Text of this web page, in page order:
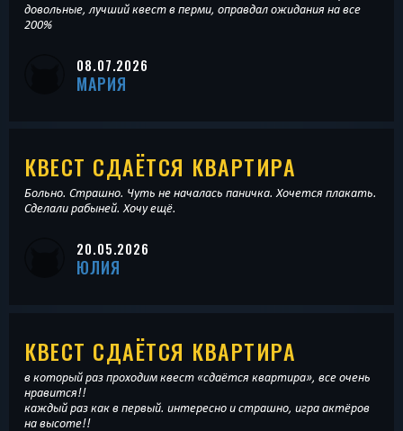
довольные, лучший квест в перми, оправдал ожидания на все
200%
08.07.2026
МАРИЯ
КВЕСТ СДАЁТСЯ КВАРТИРА
Больно. Страшно. Чуть не началась паничка. Хочется плакать.
Сделали рабыней. Хочу ещё.
20.05.2026
ЮЛИЯ
КВЕСТ СДАЁТСЯ КВАРТИРА
в который раз проходим квест «сдаётся квартира», все очень
нравится!!
каждый раз как в первый. интересно и страшно, игра актёров
на высоте!!